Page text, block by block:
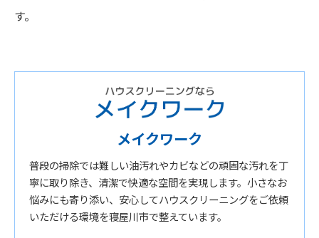
す。
メイクワーク
普段の掃除では難しい油汚れやカビなどの頑固な汚れを丁
寧に取り除き、清潔で快適な空間を実現します。小さなお
悩みにも寄り添い、安心してハウスクリーニングをご依頼
いただける環境を寝屋川市で整えています。